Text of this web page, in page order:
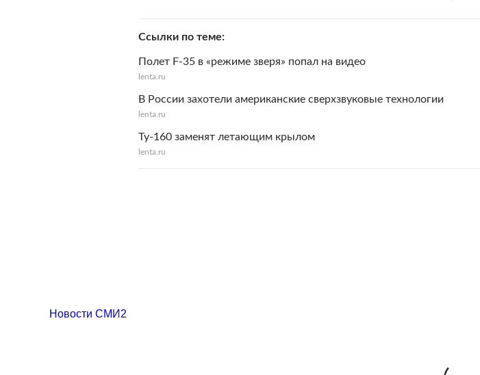
Ссылки по теме
Полет F-35 в «режиме зверя» попал на видео
lenta.ru
В России захотели американские сверхзвуковые технологии
lenta.ru
Ту-160 заменят летающим крылом
lenta.ru
Новости СМИ2